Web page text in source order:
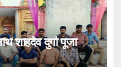
शाहदेव दुर्गा पूजा